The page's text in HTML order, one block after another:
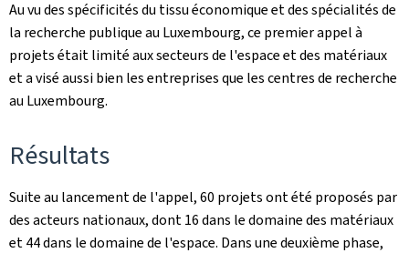
Au vu des spécificités du tissu économique et des spécialités de
la recherche publique au Luxembourg, ce premier appel à
projets était limité aux secteurs de l'espace et des matériaux
et a visé aussi bien les entreprises que les centres de recherche
au Luxembourg.
Résultats
Suite au lancement de l'appel, 60 projets ont été proposés par
des acteurs nationaux, dont 16 dans le domaine des matériaux
et 44 dans le domaine de l'espace. Dans une deuxième phase,